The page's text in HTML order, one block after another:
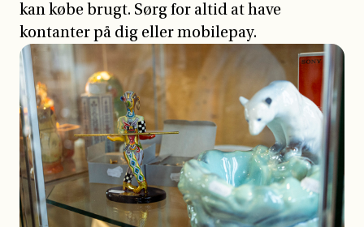
kan købe brugt. Sørg for altid at have
kontanter på dig eller mobilepay.